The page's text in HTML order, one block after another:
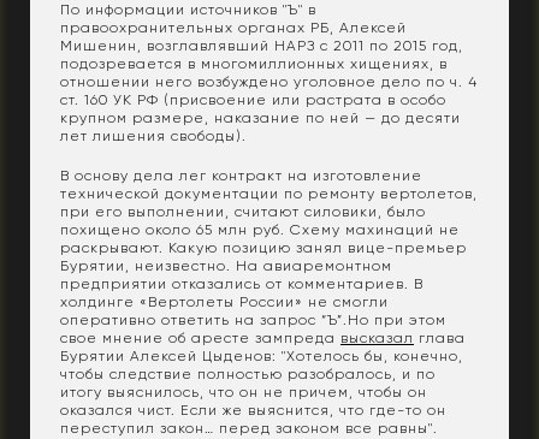
По информации источников "Ъ" в
правоохранительных органах РБ, Алексей
Мишенин, возглавлявший НАРЗ с 2011 по 2015 год,
подозревается в многомиллионных хищениях, в
отношении него возбуждено уголовное дело по ч. 4
ст. 160 УК РФ (присвоение или растрата в особо
крупном размере, наказание по ней — до десяти
лет лишения свободы).
В основу дела лег контракт на изготовление
технической документации по ремонту вертолетов,
при его выполнении, считают силовики, было
похищено около 65 млн руб. Схему махинаций не
раскрывают. Какую позицию занял вице-премьер
Бурятии, неизвестно. На авиаремонтном
предприятии отказались от комментариев. В
холдинге «Вертолеты России» не смогли
оперативно ответить на запрос “Ъ”.Но при этом
свое мнение об аресте зампреда высказал глава
Бурятии Алексей Цыденов: "Хотелось бы, конечно,
чтобы следствие полностью разобралось, и по
итогу выяснилось, что он не причем, чтобы он
оказался чист. Если же выяснится, что где-то он
переступил закон… перед законом все равны".